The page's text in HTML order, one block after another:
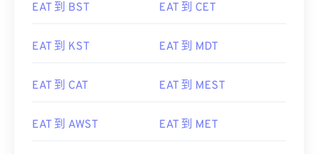
EAT 到 BST EAT 到 CET
EAT 到 KST EAT 到 MDT
EAT 到 CAT EAT 到 MEST
EAT 到 AWST EAT 到 MET